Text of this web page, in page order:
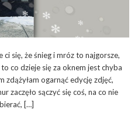
się, że śnieg i mróz to najgorsze,
co dzieje się za oknem jest chyba
zdążyłam ogarnąć edycję zdjęć,
zaczęło sączyć się coś, na co nie
[…]